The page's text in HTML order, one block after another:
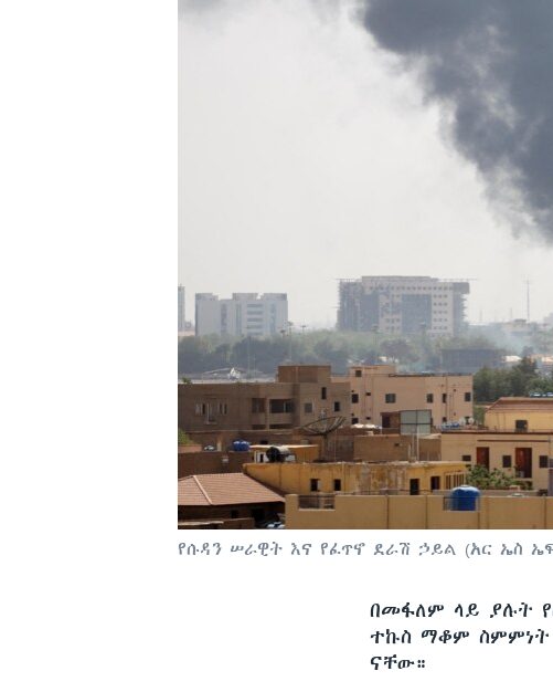
የሱዳን ሠራዊት እና የፈጥኖ ደራሽ ኃይል (አር ኤስ
በመፋለም ላይ ያሉት
ተኩስ ማቆም ስምምነት
ናቸው።